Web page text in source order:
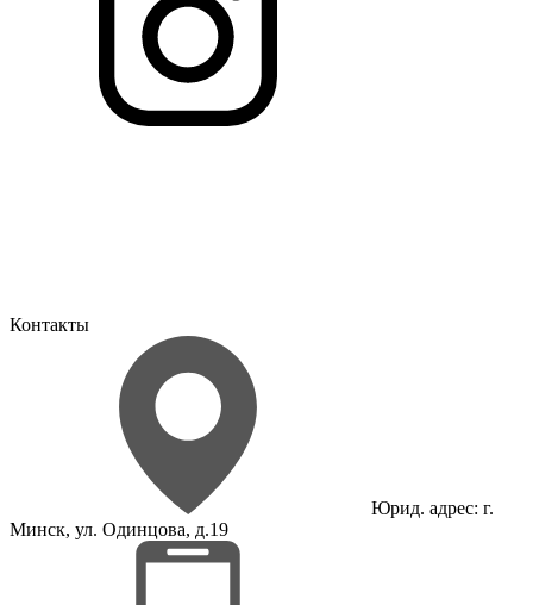
Контакты
Юрид. адрес: г.
Минск, ул. Одинцова, д.19